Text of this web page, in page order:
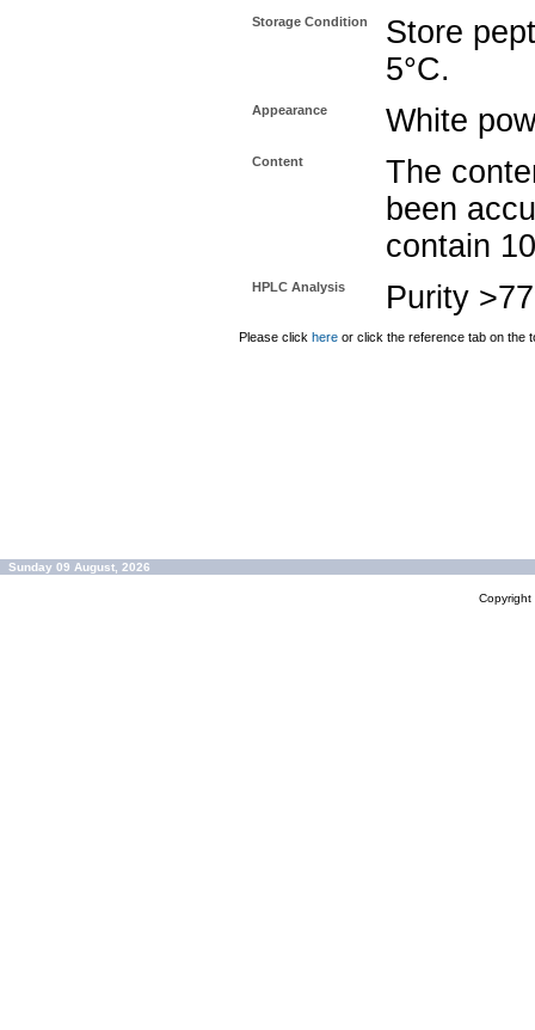
Storage Condition
Store
5°C.
Appearance White
Content
The
been
contain
HPLC Analysis Purity
Please click here or click the reference tab on the
Sunday 09 August, 2026